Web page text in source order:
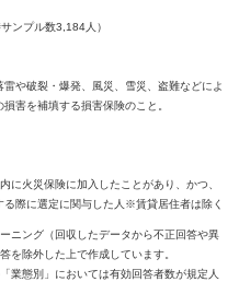
ンプル数3,184人）
雷や破裂・爆発、風災、雪災、盗難などによ
害を補填する損害保険のこと。
に火災保険に加入したことがあり、かつ、
る際に選定に関与した人※賃貸居住者は除く
ニング（回収したデータから不正回答や異
を除外した上で作成しています。
業態別」においては有効回答者数が規定人